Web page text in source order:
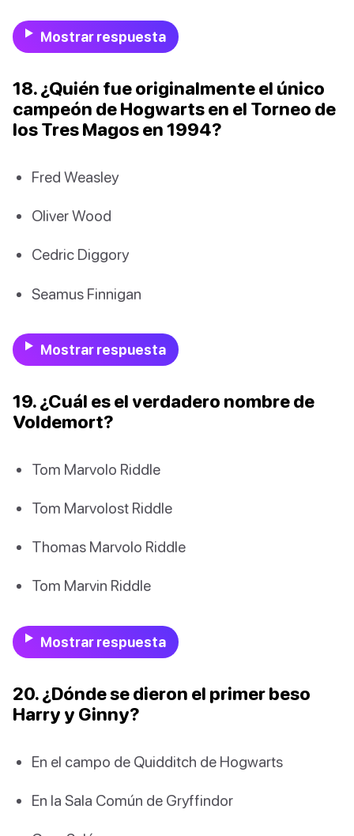
Mostrar respuesta
18. ¿Quién fue originalmente el único
campeón de Hogwarts en el Torneo de
los Tres Magos en 1994?
Fred Weasley
Oliver Wood
Cedric Diggory
Seamus Finnigan
Mostrar respuesta
19. ¿Cuál es el verdadero nombre de
Voldemort?
Tom Marvolo Riddle
Tom Marvolost Riddle
Thomas Marvolo Riddle
Tom Marvin Riddle
Mostrar respuesta
20. ¿Dónde se dieron el primer beso
Harry y Ginny?
En el campo de Quidditch de Hogwarts
En la Sala Común de Gryffindor